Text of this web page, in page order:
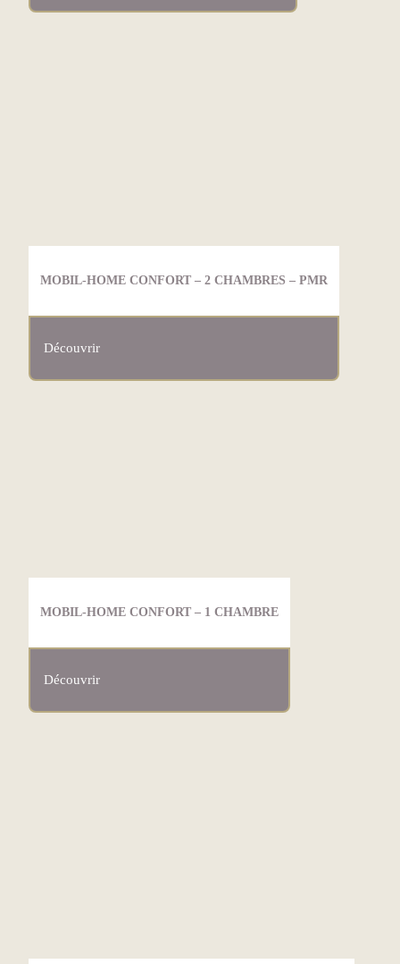
MOBIL-HOME CONFORT – 2 CHAMBRES – PMR
Découvrir
MOBIL-HOME CONFORT – 1 CHAMBRE
Découvrir